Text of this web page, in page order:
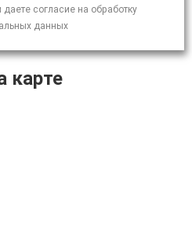
согласие на обработку
данных
карте